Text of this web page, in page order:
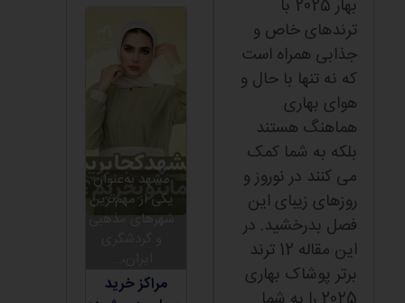
بهار 2025 با
ترندهای خاص و
جذابی همراه است
که نه تنها با حال و
هوای بهاری
هماهنگ هستند
بلکه به شما کمک
می کنند در نوروز و
روزهای زیبای این
فصل بدرخشید. در
این مقاله 12 ترند
برتر پوشاک بهاری
مشهد به‌عنوان
یکی از مهم‌ترین
شهرهای مذهبی
مراکز خرید